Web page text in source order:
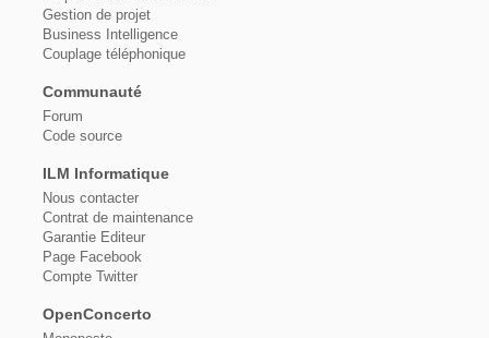
Gestion de projet
Business Intelligence
Couplage téléphonique
Communauté
Forum
Code source
ILM Informatique
Nous contacter
Contrat de maintenance
Garantie Editeur
Page Facebook
Compte Twitter
OpenConcerto